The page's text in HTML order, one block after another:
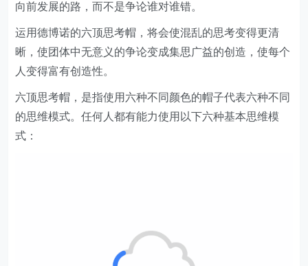
向前发展的路，而不是争论谁对谁错。
运用德博诺的六顶思考帽，将会使混乱的思考变得更清
晰，使团体中无意义的争论变成集思广益的创造，使每个
人变得富有创造性。
六顶思考帽，是指使用六种不同颜色的帽子代表六种不同
的思维模式。任何人都有能力使用以下六种基本思维模
式：